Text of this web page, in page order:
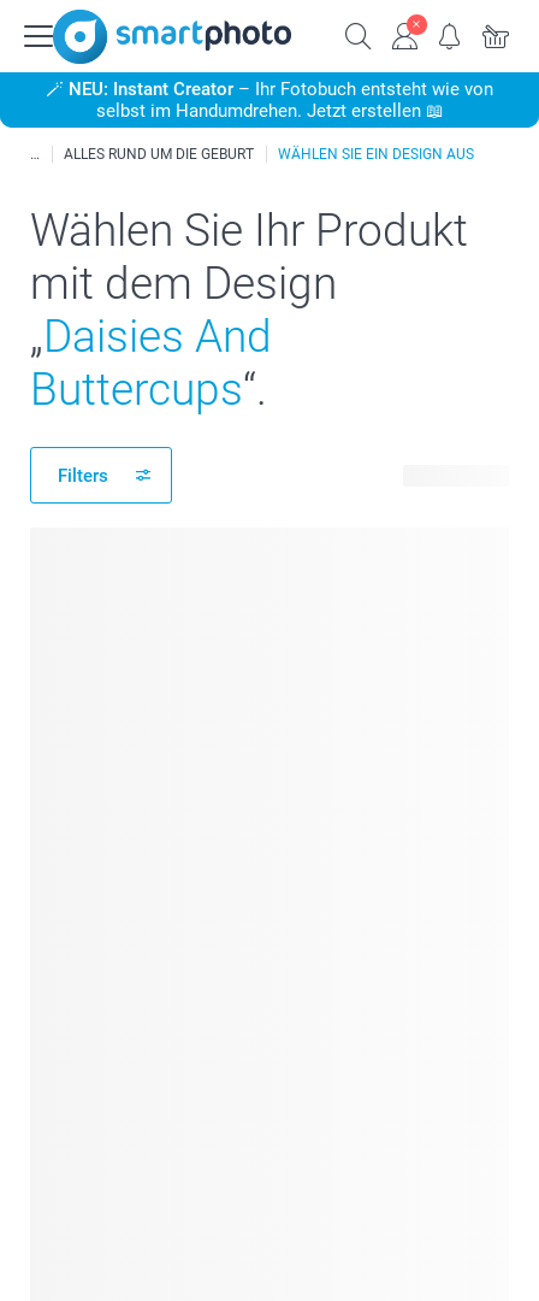
🪄 NEU: Instant Creator – Ihr Fotobuch entsteht wie von
selbst im Handumdrehen. Jetzt erstellen 📖
ALLES RUND UM DIE GEBURT WÄHLEN SIE EIN DESIGN AUS
Wählen Sie Ihr Produkt
mit dem Design
„Daisies And
Buttercups“.
Filters